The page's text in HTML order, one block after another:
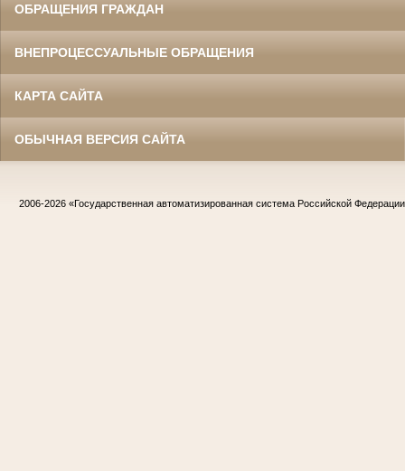
ОБРАЩЕНИЯ ГРАЖДАН
ВНЕПРОЦЕССУАЛЬНЫЕ ОБРАЩЕНИЯ
КАРТА САЙТА
ОБЫЧНАЯ ВЕРСИЯ САЙТА
2006-2026 «Государственная автоматизированная система Российской